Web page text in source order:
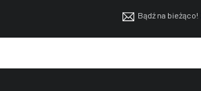
Bądź na bieżąco!